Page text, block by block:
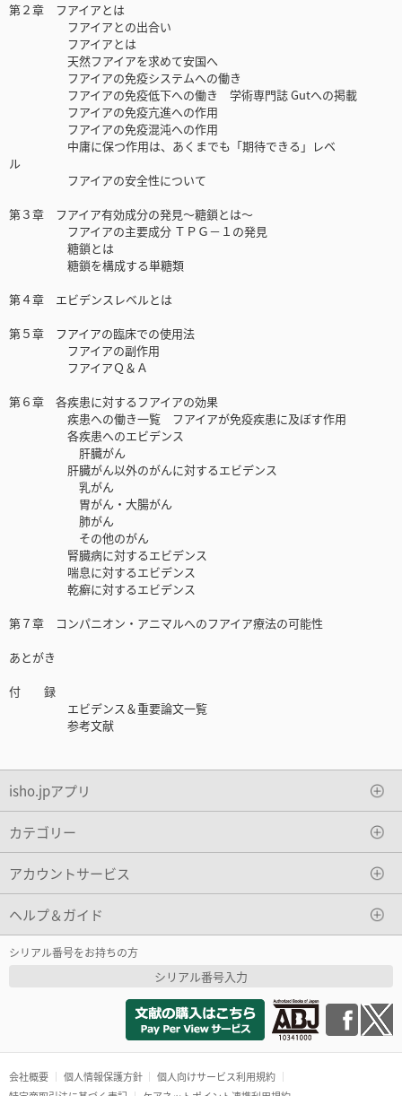
第２章 フアイアとは
フアイアとの出合い
フアイアとは
天然フアイアを求めて安国へ
フアイアの免疫システムへの働き
フアイアの免疫低下への働き 学術専門誌 Gutへの掲載
フアイアの免疫亢進への作用
フアイアの免疫混沌への作用
中庸に保つ作用は、あくまでも「期待できる」レベ
ル
フアイアの安全性について
第３章 フアイア有効成分の発見〜糖鎖とは〜
フアイアの主要成分 ＴＰＧ－１の発見
糖鎖とは
糖鎖を構成する単糖類
第４章 エビデンスレベルとは
第５章 フアイアの臨床での使用法
フアイアの副作用
フアイアＱ＆Ａ
第６章 各疾患に対するフアイアの効果
疾患への働き一覧 フアイアが免疫疾患に及ぼす作用
各疾患へのエビデンス
肝臓がん
肝臓がん以外のがんに対するエビデンス
乳がん
胃がん・大腸がん
肺がん
その他のがん
腎臓病に対するエビデンス
喘息に対するエビデンス
乾癬に対するエビデンス
第７章 コンパニオン・アニマルへのフアイア療法の可能性
あとがき
付 録
エビデンス＆重要論文一覧
参考文献
isho.jpアプリ
カテゴリー
アカウントサービス
ヘルプ＆ガイド
シリアル番号をお持ちの方
シリアル番号入力
会社概要 個人情報保護方針
個人向けサービス利用規約